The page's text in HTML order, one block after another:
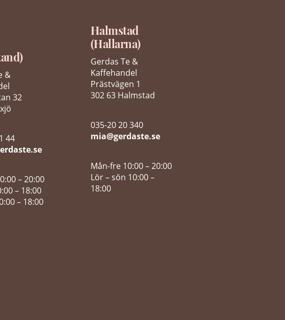
&
32
44
– 20:00
– 18:00
– 18:00
Halmstad
(Hallarna)
Gerdas Te &
Kaffehandel
Prästvägen 1
302 63 Halmstad
035-20 20 340
mia@gerdaste.se
Mån-fre 10:00 – 20:00
Lör – sön 10:00 –
18:00